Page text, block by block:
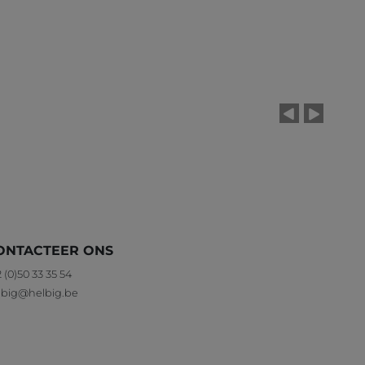
ONS
(0)50 33 35 54